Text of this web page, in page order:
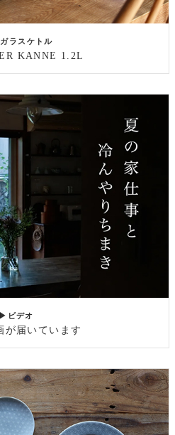
ラスケトル
KANNE 1.2L
▶ビデオ
が届いています